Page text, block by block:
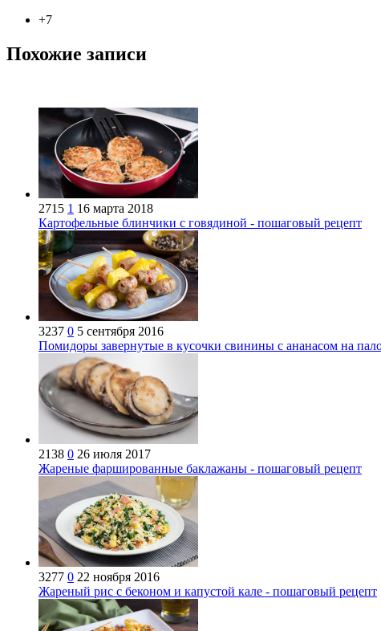
+7
Похожие записи
2715 1 16 марта 2018
Картофельные блинчики с говядиной - пошаговый рецепт
3237 0 5 сентября 2016
Помидоры завернутые в кусочки свинины с ананасом на
2138 0 26 июля 2017
Жареные фаршированные баклажаны - пошаговый рецепт
3277 0 22 ноября 2016
Жареный рис с беконом и капустой кале - пошаговый рецепт